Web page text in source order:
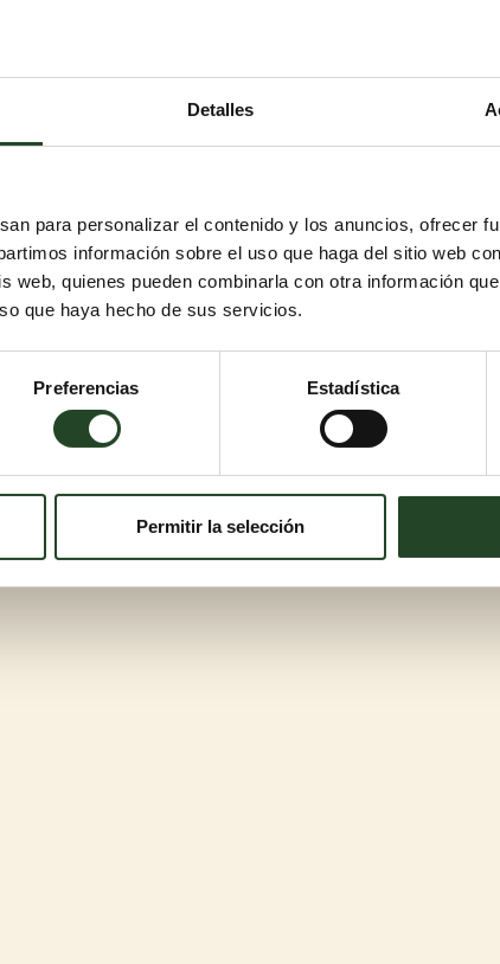
Detalles
para personalizar el contenido y los anuncios, ofrecer
información sobre el uso que haga del sitio web
web, quienes pueden combinarla con otra información
que haya hecho de sus servicios.
Preferencias Estadística
Permitir la selección